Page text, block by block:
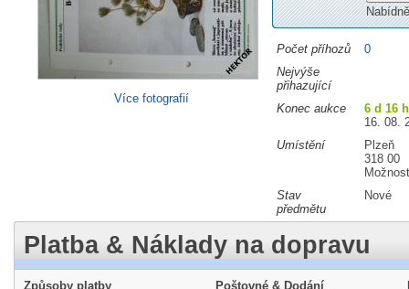
Více fotografií
Počet příhozů
0
Nejvýše
přihazující
Konec aukce
6 d 16
16. 08.
Umístění
Plzeň
318 00
Stav
předmětu
Nové
Platba & Náklady na dopravu
Způsoby platby
Poštovné & Dodání